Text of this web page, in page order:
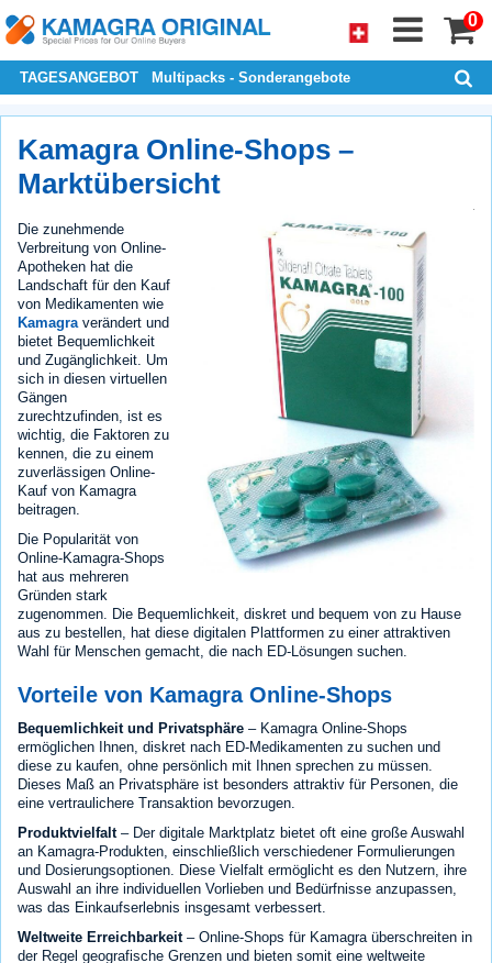
0
TAGESANGEBOT Multipacks - Sonderangebote
Kamagra Online-Shops –
Marktübersicht
Die zunehmende
Verbreitung von Online-
Apotheken hat die
Landschaft für den Kauf
von Medikamenten wie
Kamagra verändert und
bietet Bequemlichkeit
und Zugänglichkeit. Um
sich in diesen virtuellen
Gängen
zurechtzufinden, ist es
wichtig, die Faktoren zu
kennen, die zu einem
zuverlässigen Online-
Kauf von Kamagra
beitragen.
Die Popularität von
Online-Kamagra-Shops
hat aus mehreren
Gründen stark
zugenommen. Die Bequemlichkeit, diskret und bequem von zu Hause
aus zu bestellen, hat diese digitalen Plattformen zu einer attraktiven
Wahl für Menschen gemacht, die nach ED-Lösungen suchen.
Vorteile von Kamagra Online-Shops
Bequemlichkeit und Privatsphäre – Kamagra Online-Shops
ermöglichen Ihnen, diskret nach ED-Medikamenten zu suchen und
diese zu kaufen, ohne persönlich mit Ihnen sprechen zu müssen.
Dieses Maß an Privatsphäre ist besonders attraktiv für Personen, die
eine vertraulichere Transaktion bevorzugen.
Produktvielfalt– Der digitale Marktplatz bietet oft eine große Auswahl
an Kamagra-Produkten, einschließlich verschiedener Formulierungen
und Dosierungsoptionen. Diese Vielfalt ermöglicht es den Nutzern, ihre
Auswahl an ihre individuellen Vorlieben und Bedürfnisse anzupassen,
was das Einkaufserlebnis insgesamt verbessert.
Weltweite Erreichbarkeit– Online-Shops für Kamagra überschreiten in
der Regel geografische Grenzen und bieten somit eine weltweite